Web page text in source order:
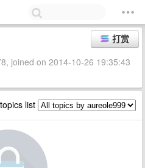
打赏
joined on 2014-10-26 19:35:43
list